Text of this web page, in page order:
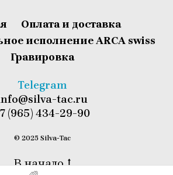
Оплата и доставка
исполнение ARCA swiss
Гравировка
Telegram
tac.ru
(965) 434-29-90
© 2025 Silva-Tac
В начало